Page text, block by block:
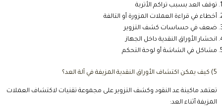
توقف العد بسبب تراكم الأتربة
أخطاء في قراءة العملات المزورة أو التالفة
ضعف في حساسات كشف التزوير
انحشار الأوراق النقدية داخل الجهاز
مشاكل في الشاشة أو لوحة التحكم
5) كيف يمكن اكتشاف الأوراق النقدية المزيفة في آلة العد؟
تعتمد ماكينة عد النقود وكشف التزوير على مجموعة تقنيات لاكتشاف العملات
المزيفة أثناء العد: